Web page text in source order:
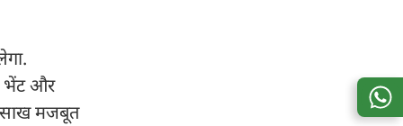
भेंट और
साख मजबूत